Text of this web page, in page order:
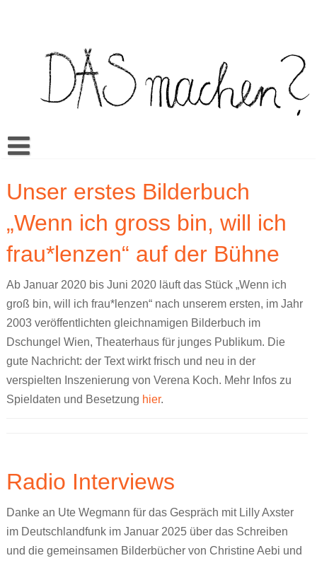
Video Bilderbuch
Multilingua
Doing it? Doing what?
ŞEY yapmak?
TO raditi?
Про ЭТО. Про ЧТО?
العربية
Unterrichtsmaterialien
Es kann sein…
Spiel
Memory
Klassenwörterbuch
Mandos Kleiderkasten
Cansus Frage
Jonas‘ Wollhaut
Renis erste Regel
Versprecher
Warum Das machen?
Sexualerziehung
Rezensionen
Mehr
Ein bisschen wie du // A little like you
Alles gut
Wenn ich groß bin, will ich FRAUlenzen
Die Stadt war nie wach
„Teaching gender?“
Artikel & sonstige Texte
Aktuell
Veranstaltungen
Kontakt
Unser erstes Bilderbuch
„Wenn ich gross bin, will ich
frau*lenzen“ auf der Bühne
Ab Januar 2020 bis Juni 2020 läuft das Stück „Wenn ich
groß bin, will ich frau*lenzen“ nach unserem ersten, im Jahr
2003 veröffentlichten gleichnamigen Bilderbuch im
Dschungel Wien, Theaterhaus für junges Publikum. Die
gute Nachricht: der Text wirkt frisch und neu in der
verspielten Inszenierung von Verena Koch. Mehr Infos zu
Spieldaten und Besetzung hier.
Radio Interviews
Danke an Ute Wegmann für das Gespräch mit Lilly Axster
im Deutschlandfunk im Januar 2025 über das Schreiben
und die gemeinsamen Bilderbücher von Christine Aebi und